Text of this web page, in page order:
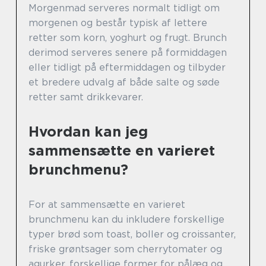
Morgenmad serveres normalt tidligt om
morgenen og består typisk af lettere
retter som korn, yoghurt og frugt. Brunch
derimod serveres senere på formiddagen
eller tidligt på eftermiddagen og tilbyder
et bredere udvalg af både salte og søde
retter samt drikkevarer.
Hvordan kan jeg
sammensætte en varieret
brunchmenu?
For at sammensætte en varieret
brunchmenu kan du inkludere forskellige
typer brød som toast, boller og croissanter,
friske grøntsager som cherrytomater og